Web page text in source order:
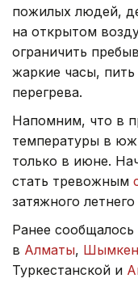
пожилых людей,
на открытом
ограничить
жаркие часы,
перегрева.
Напомним, что в
температуры в
только в июне.
стать тревожным
затяжного летнего
Ранее
в Алматы,
Туркестанской и